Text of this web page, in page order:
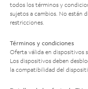
todos los términos y
sujetos a cambios. No están
restricciones.
Términos y condiciones
Oferta válida en dispositivos
Los dispositivos deben
la compatibilidad del